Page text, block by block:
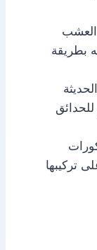
العشب
بطريقة
تركيبها